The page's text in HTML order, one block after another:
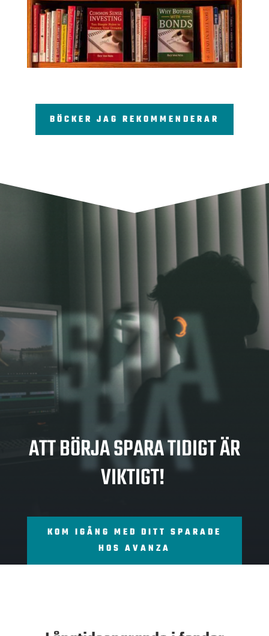
BÖCKER JAG REKOMMENDERAR
SPA
RA
ATT BÖRJA SPARA TIDIGT ÄR
VIKTIGT!
KOM IGÅNG MED DITT SPARADE
HOS AVANZA